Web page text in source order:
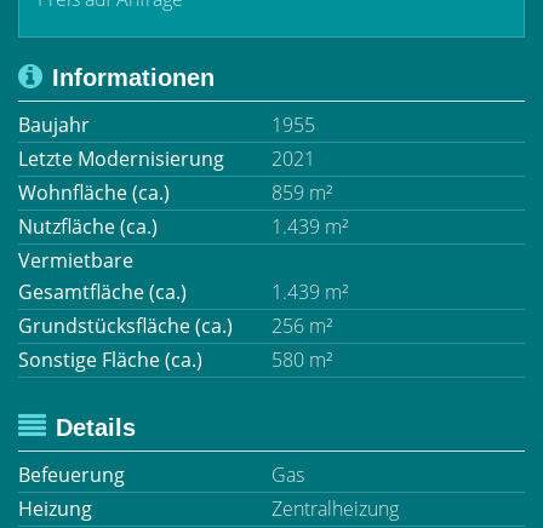
Informationen
Baujahr
1955
Letzte Modernisierung
2021
Wohnfläche (ca.)
859 m²
Nutzfläche (ca.)
1.439 m²
Vermietbare
Gesamtfläche (ca.)
1.439 m²
Grundstücksfläche (ca.)
256 m²
Sonstige Fläche (ca.)
580 m²
Details
Befeuerung
Gas
Heizung
Zentralheizung